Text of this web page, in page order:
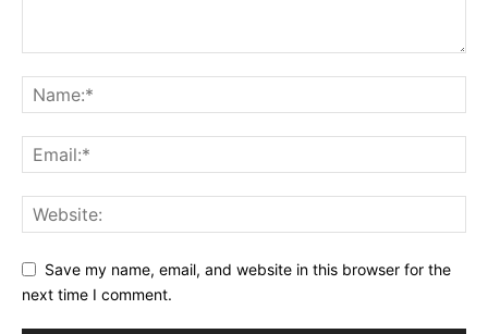
Save my name, email, and website in this browser for the
next time I comment.